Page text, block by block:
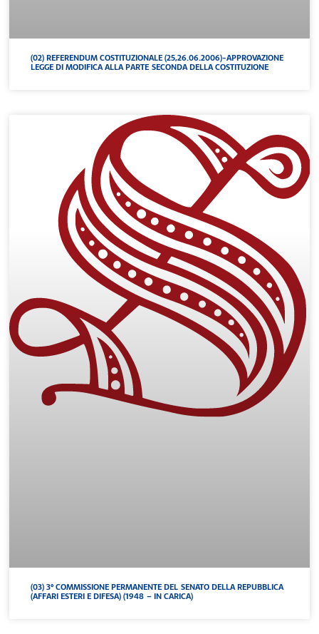
(02) REFERENDUM COSTITUZIONALE (25,26.06.2006)-APPROVAZIONE
LEGGE DI MODIFICA ALLA PARTE SECONDA DELLA COSTITUZIONE
(03) 3° COMMISSIONE PERMANENTE DEL SENATO DELLA REPUBBLICA
(AFFARI ESTERI E DIFESA) (1948 – IN CARICA)